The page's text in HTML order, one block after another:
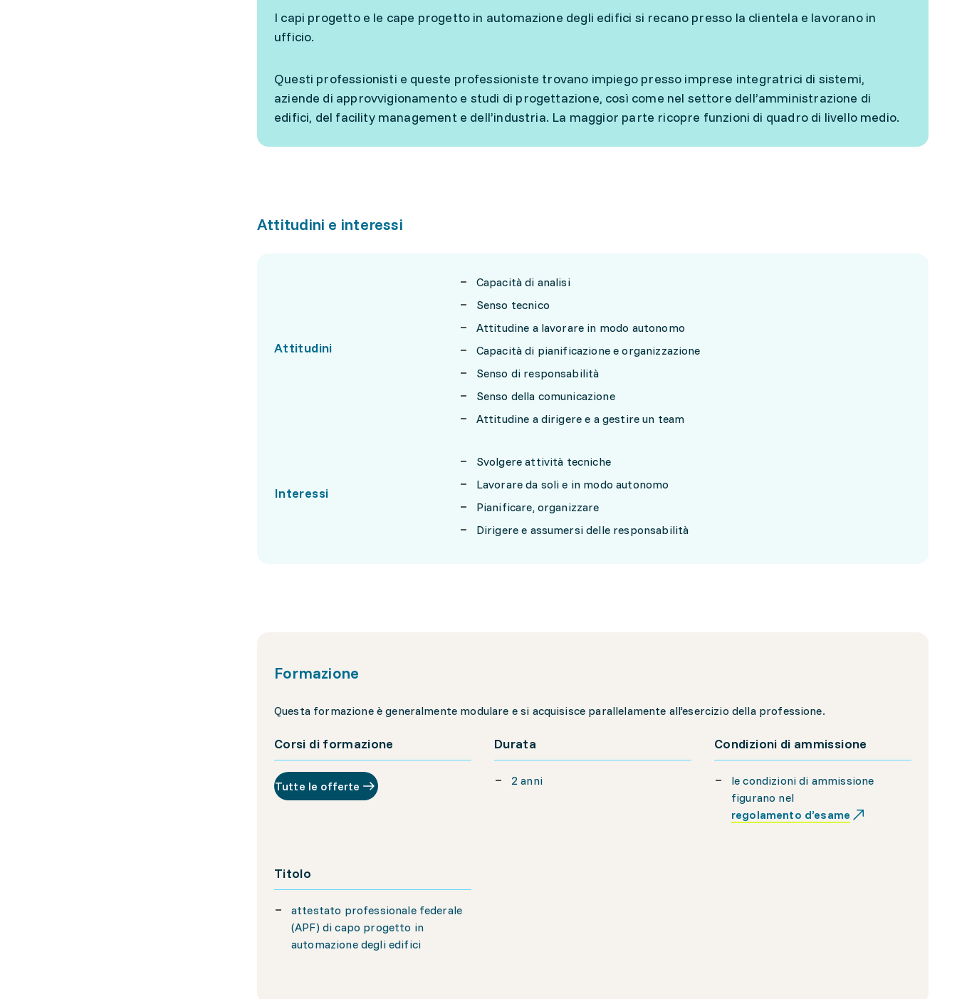
I capi progetto e le cape progetto in automazione degli edifici si recano presso la clientela e lavorano in
ufficio.
Questi professionisti e queste professioniste trovano impiego presso imprese integratrici di sistemi,
aziende di approvvigionamento e studi di progettazione, così come nel settore dell’amministrazione di
edifici, del facility management e dell’industria. La maggior parte ricopre funzioni di quadro di livello medio.
Attitudini e interessi
Attitudini
Capacità di analisi
Senso tecnico
Attitudine a lavorare in modo autonomo
Capacità di pianificazione e organizzazione
Senso di responsabilità
Senso della comunicazione
Attitudine a dirigere e a gestire un team
Interessi
Svolgere attività tecniche
Lavorare da soli e in modo autonomo
Pianificare, organizzare
Dirigere e assumersi delle responsabilità
Formazione
Questa formazione è generalmente modulare e si acquisisce parallelamente all’esercizio della professione.
Corsi di formazione
Tutte le offerte
Durata
2 anni
Condizioni di ammissione
le condizioni di ammissione
figurano nel
regolamento d’esame
Titolo
attestato professionale federale
(APF) di capo progetto in
automazione degli edifici